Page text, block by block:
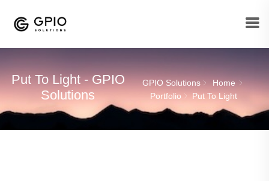
Put To Light - GPIO
Solutions
GPIO Solutions
Home
Portfolio
Put To Light